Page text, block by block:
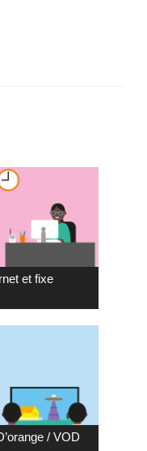
et fixe
/ VOD